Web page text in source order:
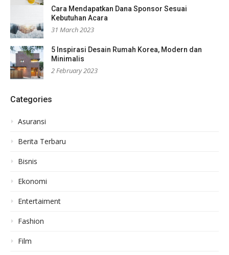
Cara Mendapatkan Dana Sponsor Sesuai
Kebutuhan Acara
31 March 2023
5 Inspirasi Desain Rumah Korea, Modern dan
Minimalis
2 February 2023
Categories
Asuransi
Berita Terbaru
Bisnis
Ekonomi
Entertaiment
Fashion
Film